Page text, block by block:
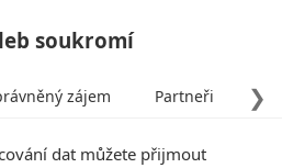
soukromí
❯
zájem Partneři
dat můžete přijmout